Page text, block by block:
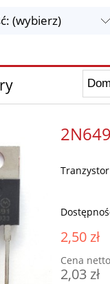
(wybierz)
2,50 zł
Cena
2,03 zł